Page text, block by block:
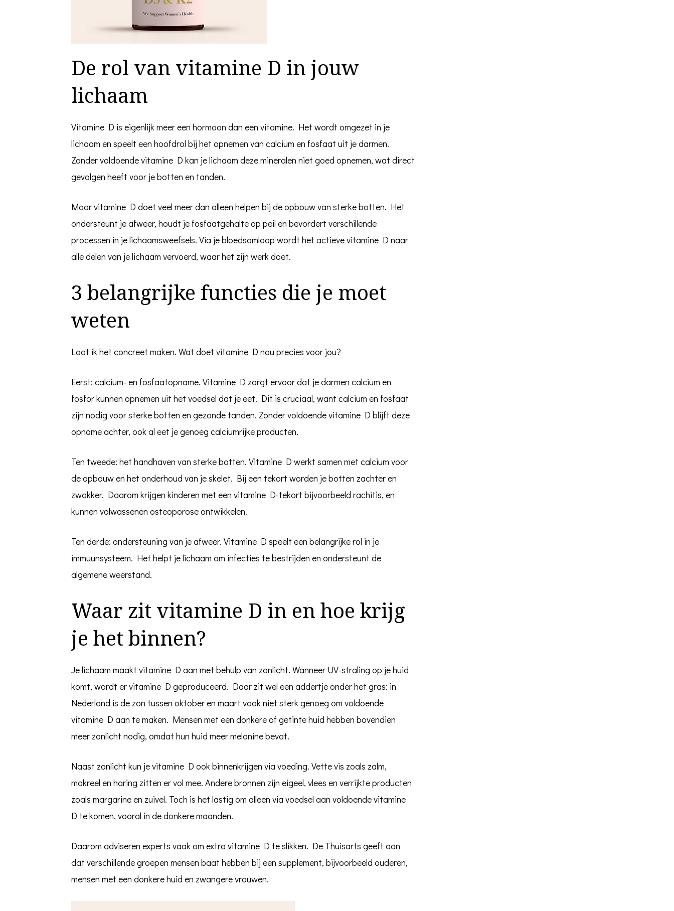
De rol van vitamine D in jouw
lichaam
Vitamine D is eigenlijk meer een hormoon dan een vitamine. Het wordt omgezet in je
lichaam en speelt een hoofdrol bij het opnemen van calcium en fosfaat uit je darmen.
Zonder voldoende vitamine D kan je lichaam deze mineralen niet goed opnemen, wat direct
gevolgen heeft voor je botten en tanden.
Maar vitamine D doet veel meer dan alleen helpen bij de opbouw van sterke botten. Het
ondersteunt je afweer, houdt je fosfaatgehalte op peil en bevordert verschillende
processen in je lichaamsweefsels. Via je bloedsomloop wordt het actieve vitamine D naar
alle delen van je lichaam vervoerd, waar het zijn werk doet.
3 belangrijke functies die je moet
weten
Laat ik het concreet maken. Wat doet vitamine D nou precies voor jou?
Eerst: calcium- en fosfaatopname. Vitamine D zorgt ervoor dat je darmen calcium en
fosfor kunnen opnemen uit het voedsel dat je eet. Dit is cruciaal, want calcium en fosfaat
zijn nodig voor sterke botten en gezonde tanden. Zonder voldoende vitamine D blijft deze
opname achter, ook al eet je genoeg calciumrijke producten.
Ten tweede: het handhaven van sterke botten. Vitamine D werkt samen met calcium voor
de opbouw en het onderhoud van je skelet. Bij een tekort worden je botten zachter en
zwakker. Daarom krijgen kinderen met een vitamine D-tekort bijvoorbeeld rachitis, en
kunnen volwassenen osteoporose ontwikkelen.
Ten derde: ondersteuning van je afweer. Vitamine D speelt een belangrijke rol in je
immuunsysteem. Het helpt je lichaam om infecties te bestrijden en ondersteunt de
algemene weerstand.
Waar zit vitamine D in en hoe krijg
je het binnen?
Je lichaam maakt vitamine D aan met behulp van zonlicht. Wanneer UV-straling op je huid
komt, wordt er vitamine D geproduceerd. Daar zit wel een addertje onder het gras: in
Nederland is de zon tussen oktober en maart vaak niet sterk genoeg om voldoende
vitamine D aan te maken. Mensen met een donkere of getinte huid hebben bovendien
meer zonlicht nodig, omdat hun huid meer melanine bevat.
Naast zonlicht kun je vitamine D ook binnenkrijgen via voeding. Vette vis zoals zalm,
makreel en haring zitten er vol mee. Andere bronnen zijn eigeel, vlees en verrijkte producten
zoals margarine en zuivel. Toch is het lastig om alleen via voedsel aan voldoende vitamine
D te komen, vooral in de donkere maanden.
Daarom adviseren experts vaak om extra vitamine D te slikken. De Thuisarts geeft aan
dat verschillende groepen mensen baat hebben bij een supplement, bijvoorbeeld ouderen,
mensen met een donkere huid en zwangere vrouwen.